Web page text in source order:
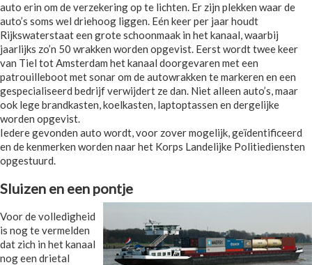
auto erin om de verzekering op te lichten. Er zijn plekken waar de
auto’s soms wel driehoog liggen. Eén keer per jaar houdt
Rijkswaterstaat een grote schoonmaak in het kanaal, waarbij
jaarlijks zo’n 50 wrakken worden opgevist. Eerst wordt twee keer
van Tiel tot Amsterdam het kanaal doorgevaren met een
patrouilleboot met sonar om de autowrakken te markeren en een
gespecialiseerd bedrijf verwijdert ze dan. Niet alleen auto’s, maar
ook lege brandkasten, koelkasten, laptoptassen en dergelijke
worden opgevist.
Iedere gevonden auto wordt, voor zover mogelijk, geïdentificeerd
en de kenmerken worden naar het Korps Landelijke Politiediensten
opgestuurd.
Sluizen en een pontje
Voor de volledigheid
is nog te vermelden
dat zich in het kanaal
nog een drietal